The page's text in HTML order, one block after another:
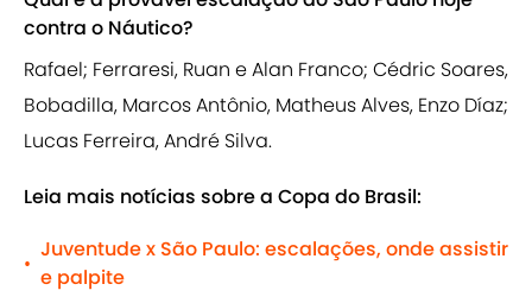
contra o Náutico?
Rafael; Ferraresi, Ruan e Alan Franco; Cédric Soares,
Bobadilla, Marcos Antônio, Matheus Alves, Enzo Díaz;
Lucas Ferreira, André Silva.
Leia mais notícias sobre a Copa do Brasil:
•
Juventude x São Paulo: escalações, onde assistir
e palpite